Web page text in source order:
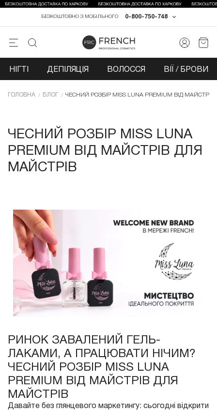
0-800-750-748
БЕЗКОШТОВНО З МОБІЛЬНОГО
НІГТІ ДЕПІЛЯЦІЯ ВОЛОССЯ ВІЇ / БРОВИ
ГОЛОВНА БЛОГ ЧЕСНИЙ РОЗБІР MISS LUNA PREMIUM ВІД
ЧЕСНИЙ РОЗБІР MISS LUNA
PREMIUM ВІД МАЙСТРІВ ДЛЯ
МАЙСТРІВ
РИНОК ЗАВАЛЕНИЙ ГЕЛЬ-
ЛАКАМИ, А ПРАЦЮВАТИ НІЧИМ?
ЧЕСНИЙ РОЗБІР MISS LUNA
PREMIUM ВІД МАЙСТРІВ ДЛЯ
МАЙСТРІВ
Давайте без глянцевого маркетингу: сьогодні відкрити